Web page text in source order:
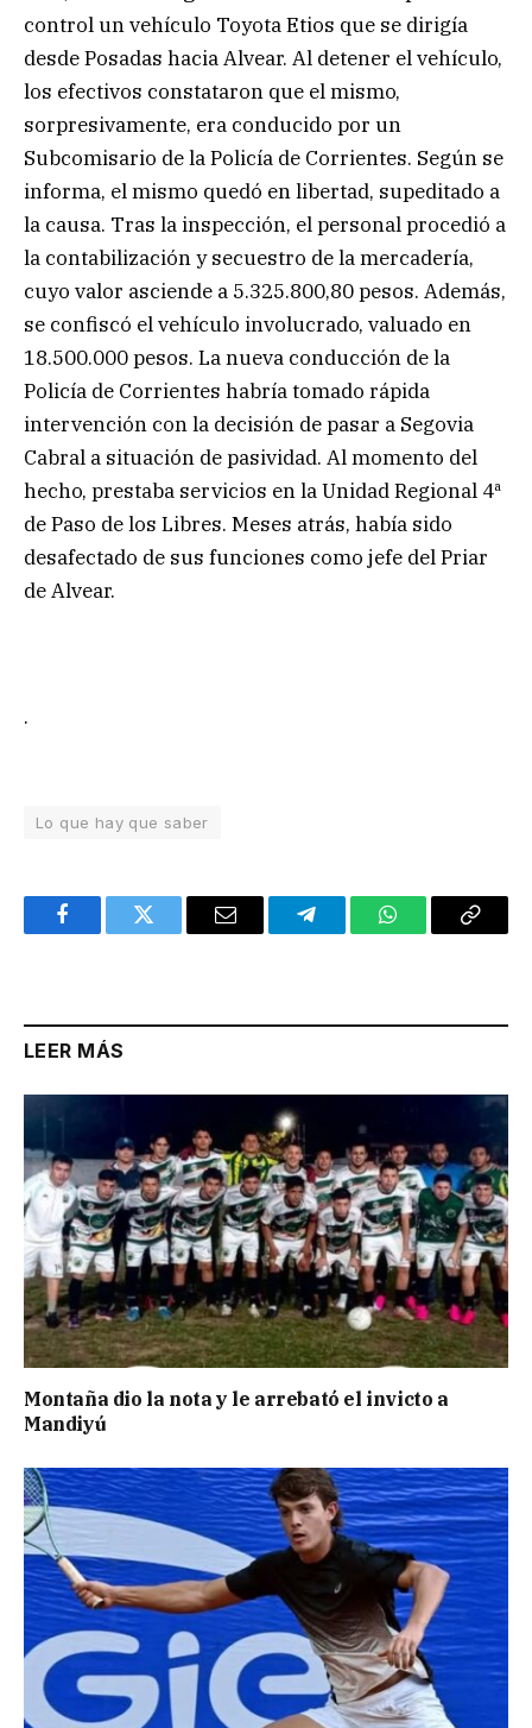
control un vehículo Toyota Etios que se dirigía
desde Posadas hacia Alvear. Al detener el vehículo,
los efectivos constataron que el mismo,
sorpresivamente, era conducido por un
Subcomisario de la Policía de Corrientes. Según se
informa, el mismo quedó en libertad, supeditado a
la causa. Tras la inspección, el personal procedió a
la contabilización y secuestro de la mercadería,
cuyo valor asciende a 5.325.800,80 pesos. Además,
se confiscó el vehículo involucrado, valuado en
18.500.000 pesos. La nueva conducción de la
Policía de Corrientes habría tomado rápida
intervención con la decisión de pasar a Segovia
Cabral a situación de pasividad. Al momento del
hecho, prestaba servicios en la Unidad Regional 4ª
de Paso de los Libres. Meses atrás, había sido
desafectado de sus funciones como jefe del Priar
de Alvear.
.
Lo que hay que saber
FacebookTwitter Email TelegramWhatsAppCopy
LEER MÁS
Montaña dio la nota y le arrebató el invicto a
Mandiyú